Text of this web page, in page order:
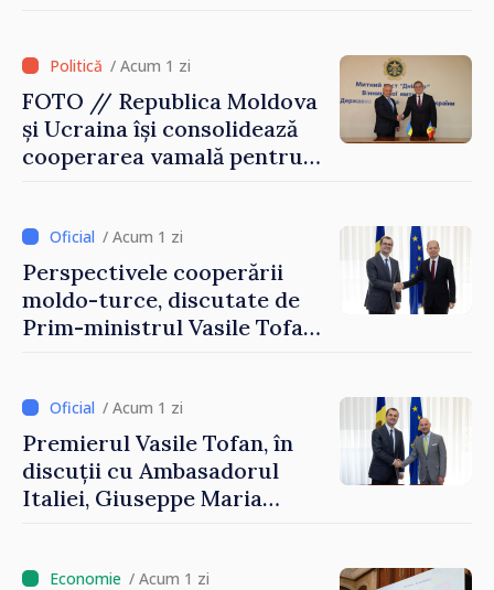
/ Acum 1 zi
FOTO // Republica Moldova
și Ucraina își consolidează
cooperarea vamală pentru
Reuniune la Moghiliov-
Podolsk
/ Acum 1 zi
Perspectivele cooperării
moldo-turce, discutate de
Prim-ministrul Vasile Tofan
/ Acum 1 zi
Premierul Vasile Tofan, în
discuții cu Ambasadorul
Italiei, Giuseppe Maria
/ Acum 1 zi